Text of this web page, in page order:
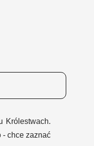
Królestwach.
- chce zaznać